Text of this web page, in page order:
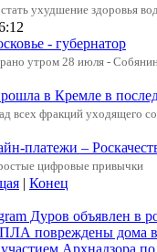
ухудшение здоровья
- губернатор
утром 28 июля -
в Кремле в
всех фракций уходящего
платежи –
цифровые привычки
| Конец
Дуров объявлен в
повреждены дома в
Архнадзора